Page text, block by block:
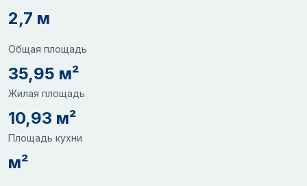
2,7 м
Общая площадь
35,95 м²
Жилая площадь
10,93 м²
Площадь кухни
м²